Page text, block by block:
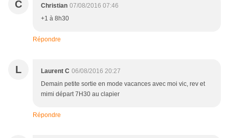
C Christian 07/08/2016 07:46
+1 à 8h30
Répondre
L Laurent C 06/08/2016 20:27
Demain petite sortie en mode vacances avec moi vic, rev et
mimi départ 7H30 au clapier
Répondre